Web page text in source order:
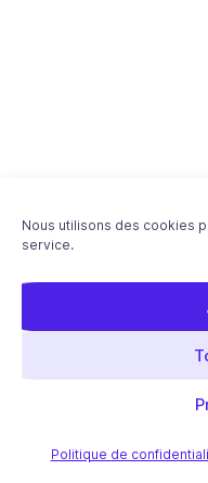
Nous utilisons des cookies
service.
Politique de